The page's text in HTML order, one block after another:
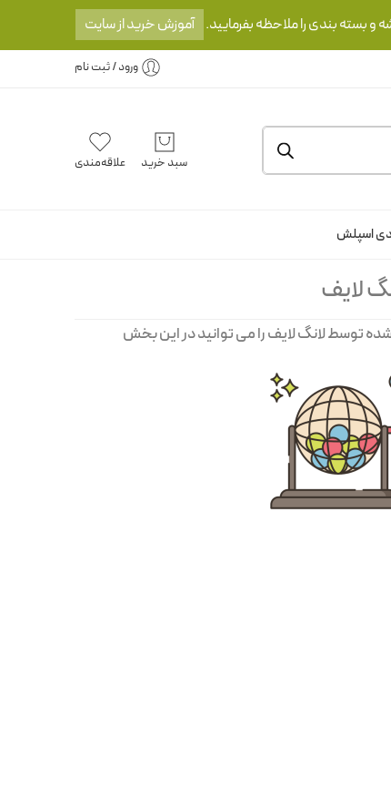
بسته بندی را ملاحظه بفرمایید. آموزش خرید از سایت
ورود / ثبت نام
سبد خرید علاقه‌مندی
اسپلش
لایف
توسط لانگ لایف را می توانید در این بخش